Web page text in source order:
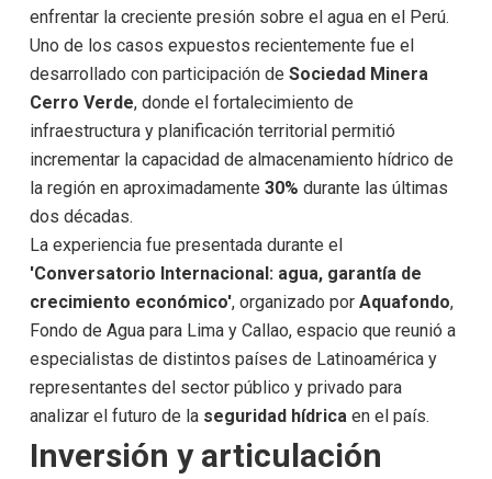
enfrentar la creciente presión sobre el agua en el Perú.
Uno de los casos expuestos recientemente fue el
desarrollado con participación deSociedad Minera
Cerro Verde, donde el fortalecimiento de
infraestructura y planificación territorial permitió
incrementar la capacidad de almacenamiento hídrico de
la región en aproximadamente30% durante las últimas
dos décadas.
La experiencia fue presentada durante el
'Conversatorio Internacional: agua, garantía de
crecimiento económico', organizado porAquafondo,
Fondo de Agua para Lima y Callao, espacio que reunió a
especialistas de distintos países de Latinoamérica y
representantes del sector público y privado para
analizar el futuro de la seguridad hídrica en el país.
Inversión y articulación